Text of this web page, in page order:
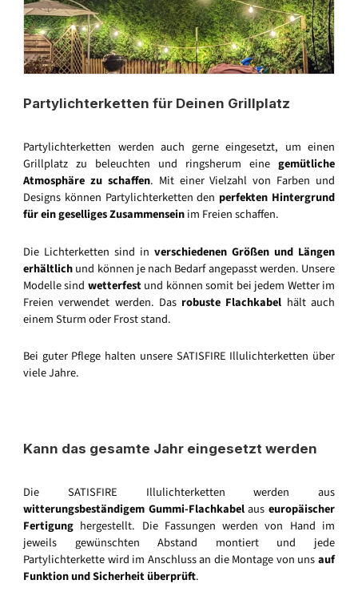
Partylichterketten für Deinen Grillplatz
Partylichterketten werden auch gerne eingesetzt, um einen
Grillplatz zu beleuchten und ringsherum eine gemütliche
Atmosphäre zu schaffen. Mit einer Vielzahl von Farben und
Designs können Partylichterketten den perfekten Hintergrund
für ein geselliges Zusammenseinim Freien schaffen.
Die Lichterketten sind in verschiedenen Größen und Längen
erhältlichund können je nach Bedarf angepasst werden. Unsere
Modelle sind wetterfestund können somit bei jedem Wetter im
Freien verwendet werden. Das robuste Flachkabel hält auch
einem Sturm oder Frost stand.
Bei guter Pflege halten unsere SATISFIRE Illulichterketten über
viele Jahre.
Kann das gesamte Jahr eingesetzt werden
Die SATISFIRE Illulichterketten werden aus
witterungsbeständigem Gummi-Flachkabelauseuropäischer
Fertigung hergestellt. Die Fassungen werden von Hand im
jeweils gewünschten Abstand montiert und jede
Partylichterkette wird im Anschluss an die Montage von unsauf
Funktion und Sicherheit überprüft.